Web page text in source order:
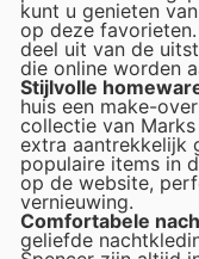
kunt u genieten
op deze
deel uit van de
die online worden
Stijlvolle
huis een make-
collectie van
extra aantrekkelijk
populaire items in
op de website,
vernieuwing.
Comfortabele
geliefde